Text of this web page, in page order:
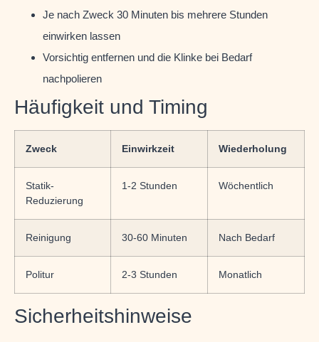
Je nach Zweck 30 Minuten bis mehrere Stunden
einwirken lassen
Vorsichtig entfernen und die Klinke bei Bedarf
nachpolieren
Häufigkeit und Timing
Zweck Einwirkzeit Wiederholung
Statik-
Reduzierung
1-2 Stunden Wöchentlich
Reinigung 30-60 Minuten Nach Bedarf
Politur 2-3 Stunden Monatlich
Sicherheitshinweise